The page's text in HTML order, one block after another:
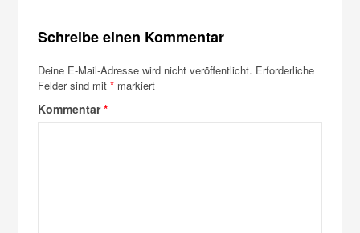
Schreibe einen Kommentar
Deine E-Mail-Adresse wird nicht veröffentlicht. Erforderliche
Felder sind mit* markiert
Kommentar*